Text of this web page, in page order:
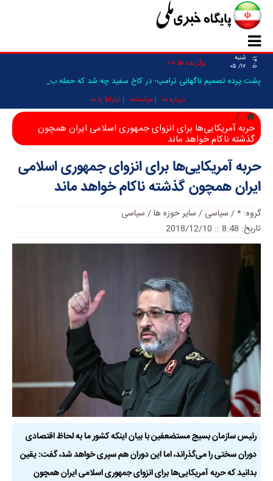
۱۴۰۵
شنبه
۱۷/ ۰۵
برگزیده ها >>
پشت پرده تصمیم ناگهانی ترامپ؛ در کاخ سفید چه شد که حمله به ایرا_
درباره ما مرامنامه ارتباط با ما
حربه آمریکایی‌ها برای انزوای جمهوری اسلامی ایران همچون
گذشته ناکام خواهد ماند
حربه آمریکایی‌ها برای انزوای جمهوری اسلامی
ایران همچون گذشته ناکام خواهد ماند
گروه: *
/ سیاسی / سایر حوزه ها/ سیاسی
تاریخ: 8:48 :: 2018/12/10
رئیس سازمان بسیج مستضعفین با بیان اینکه کشور ما به لحاظ اقتصادی
دوران سختی را می‌گذراند، اما این دوران هم سپری خواهد شد، گفت: یقین
بدانید که حربه آمریکایی‌ها برای انزوای جمهوری اسلامی ایران همچون